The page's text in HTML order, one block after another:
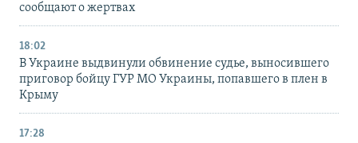
сообщают о жертвах
18:02
В Украине выдвинули обвинение судье, выносившего
приговор бойцу ГУР МО Украины, попавшего в плен в
Крыму
17:28